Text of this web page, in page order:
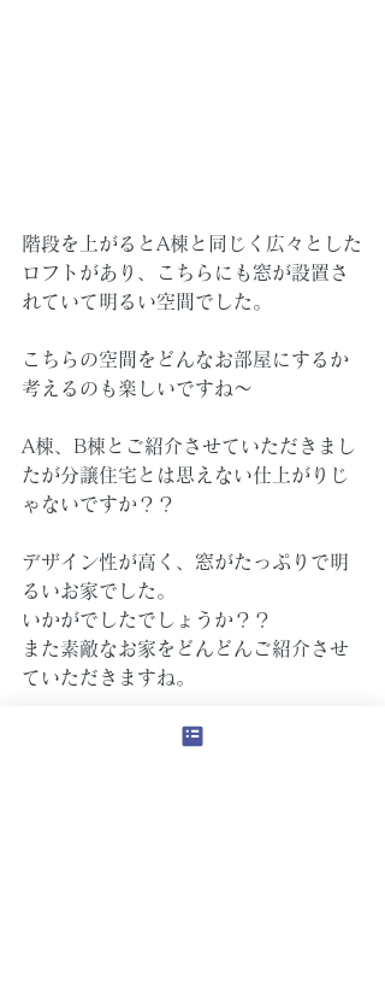
階段を上がるとA棟と同じく広々とした
ロフトがあり、こちらにも窓が設置さ
れていて明るい空間でした。
こちらの空間をどんなお部屋にするか
考えるのも楽しいですね～
A棟、B棟とご紹介させていただきまし
たが分譲住宅とは思えない仕上がりじ
ゃないですか？？
デザイン性が高く、窓がたっぷりで明
るいお家でした。
いかがでしたでしょうか？？
また素敵なお家をどんどんご紹介させ
ていただきますね。
本日は金井でした。本日もお読みいた